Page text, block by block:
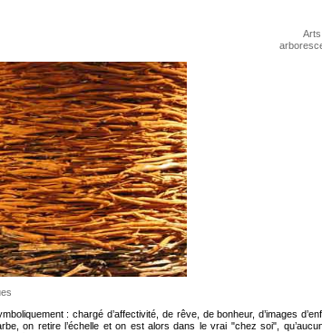
: chargé d’affectivité, de rêve, de bonheur, d’images
on retire l’échelle et on est alors dans le vrai "chez soi",